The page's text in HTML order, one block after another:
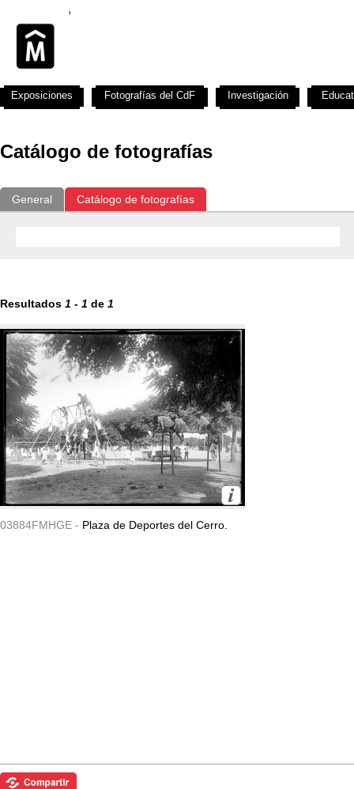
Catálogo de fotografías
General Catálogo de fotografías
Resultados 1 - 1 de 1
03884FMHGE - Plaza de Deportes del Cerro.
Exposiciones Fotografías del CdF Investigación